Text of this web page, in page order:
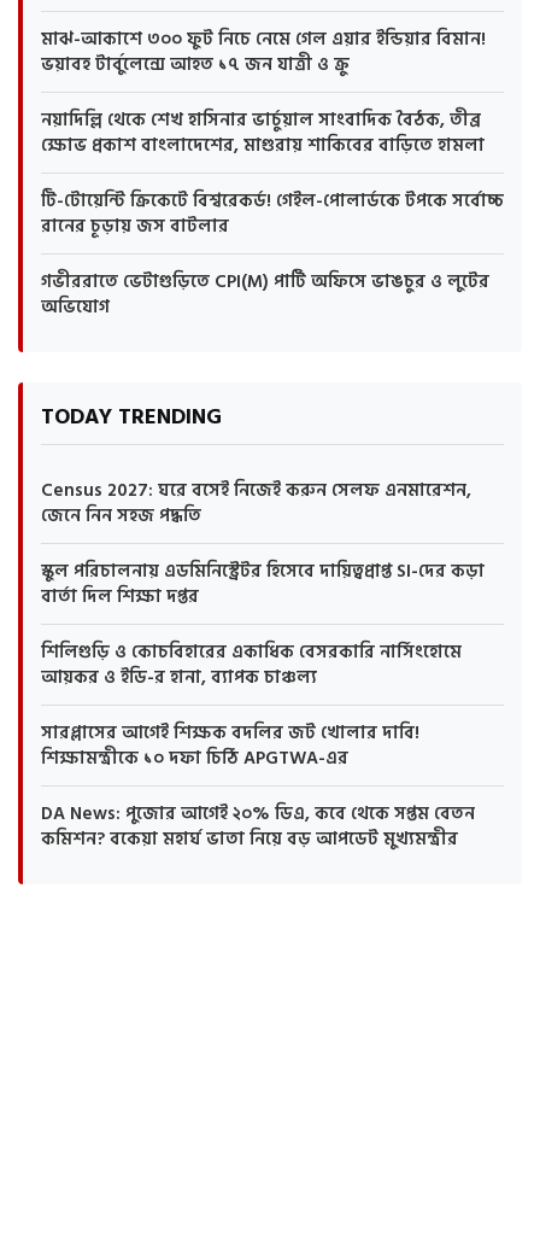
মাঝ-আকাশে ৩০০ ফুট নিচে নেমে গেল এয়ার ইন্ডিয়ার বিমান!
ভয়াবহ টার্বুলেন্সে আহত ১৭ জন যাত্রী ও ক্রু
নয়াদিল্লি থেকে শেখ হাসিনার ভার্চুয়াল সাংবাদিক বৈঠক, তীব্র
ক্ষোভ প্রকাশ বাংলাদেশের, মাগুরায় শাকিবের বাড়িতে হামলা
টি-টোয়েন্টি ক্রিকেটে বিশ্বরেকর্ড! গেইল-পোলার্ডকে টপকে সর্বোচ্চ
রানের চূড়ায় জস বাটলার
গভীররাতে ভেটাগুড়িতে CPI(M) পার্টি অফিসে ভাঙচুর ও লুটের
অভিযোগ
TODAY TRENDING
Census 2027: ঘরে বসেই নিজেই করুন সেলফ এনমারেশন,
জেনে নিন সহজ পদ্ধতি
স্কুল পরিচালনায় এডমিনিস্ট্রেটর হিসেবে দায়িত্বপ্রাপ্ত SI-দের কড়া
বার্তা দিল শিক্ষা দপ্তর
শিলিগুড়ি ও কোচবিহারের একাধিক বেসরকারি নার্সিংহোমে
আয়কর ও ইডি-র হানা, ব্যাপক চাঞ্চল্য
সারপ্লাসের আগেই শিক্ষক বদলির জট খোলার দাবি!
শিক্ষামন্ত্রীকে ১০ দফা চিঠি APGTWA-এর
DA News: পুজোর আগেই ২০% ডিএ, কবে থেকে সপ্তম বেতন
কমিশন? বকেয়া মহার্ঘ ভাতা নিয়ে বড় আপডেট মুখ্যমন্ত্রীর